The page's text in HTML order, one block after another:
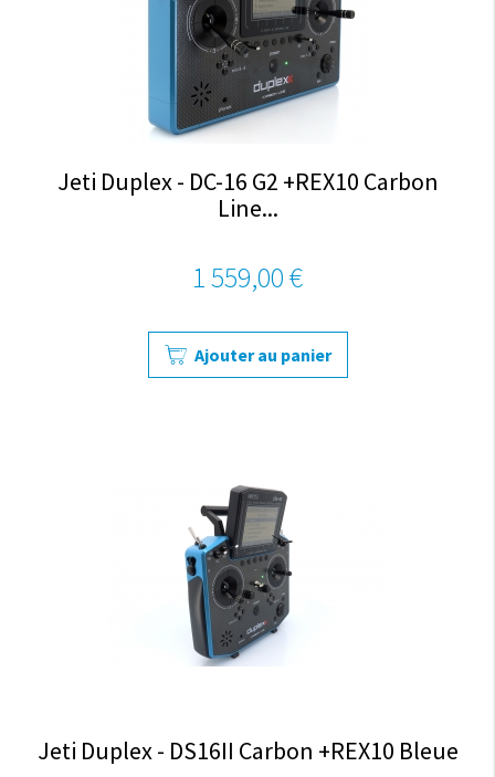
Jeti Duplex - DC-16 G2 +REX10 Carbon
Line...
1 559,00 €
Ajouter au panier
Jeti Duplex - DS16II Carbon +REX10 Bleue